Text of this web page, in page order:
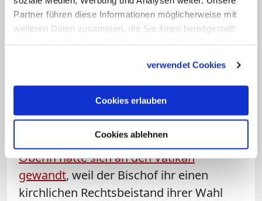
Partner führen diese Informationen möglicherweise mit
weiteren Daten zusammen, die Sie ihnen bereitgestellt
verwendet Cookies
Cookies erlauben
Cookies ablehnen
zurück.
Bischofs als "absolut böse" bezeichnet
und Klage gegen das Bistum eingereicht,
um gegen die nach ihrer Ansicht
widerrechtliche Durchsuchung und
Beschlagnahmung vorzugehen. Die
Oberin hatte sich an den Vatikan
gewandt, weil der Bischof ihr einen
kirchlichen Rechtsbeistand ihrer Wahl